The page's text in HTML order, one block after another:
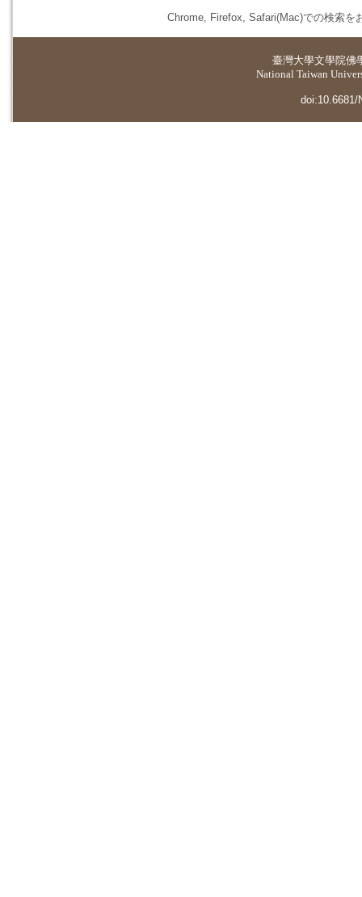
Chrome, Firefox, Safari(Mac)での検索を
臺灣大學文學院佛
National Taiwan
doi:10.6681/